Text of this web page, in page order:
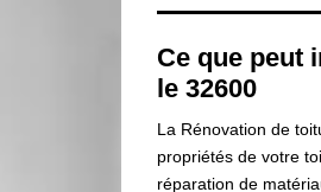
Ce que peut
le 32600
La Rénovation de
propriétés de votre
réparation de